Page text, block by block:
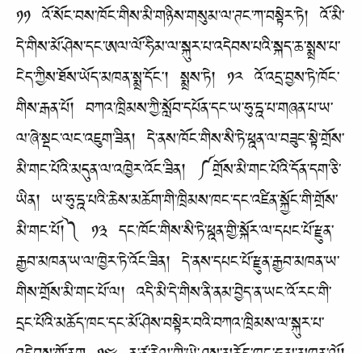
༡༡ འོ་སོང་བས་ཁོང་གིས་མི་གཉིས་གསུམ་ལ་ཊང་ཀ་བསྟེར་ཏེ། འོ་མི་
དེ་གིས་མོ་ཤེས་དང་ཨལ་ལོ་ཧིམ་ལ་སྐུར་པ་འདེབས་པའི་སྐད་ཆ་སྨྲས་པ་
ངེད་ཀྱིས་ཐོས་ཡོད་མཁན་སྨྲ་དོང་། སྨྲས་ཏེ། ༡༢ འོ་འདྲ་བྱས་ཏེ་ཁོང་
གིས་རྒན་པོ། བཀའ་ཁྲིམས་ཀྱི་སློབ་དཔོན་དང་ཡ་ཧུ་དྰ་པ་གཞན་པ་ཡ་
ལ་ཞེ་སྡང་ལང་འཇུག་ཟིན། དེ་ནས་ཁོང་གིས་སི་ཏེ་ཕྰན་ལ་བཟུང་སྟེ་གྲོས་
མི་གང་པོའི་མདུན་ལ་འཁྱེར་འོང་ཟིན། ༼གྲོས་མི་གང་པོའི་དོན་དག་ཅི་
ཡིན། ཡ་ཧུ་དྰ་པའི་ཆེས་མཆོག་གི་ཁྲིམས་ཁང་དང་འཛིན་སྐྱོང་གི་གྲོས་
མི་གང་པོ།༽ ༡༣ དང་ཁོང་གིས་སི་ཏེ་ཕྰན་གྱི་སྐོར་ལ་དཔང་པོ་རྫུན་
རྒྱབ་མཁན་ཡ་ལ་ཁྱེར་ཏེ་འོང་ཟིན། དེ་ནས་དཔང་པོ་རྫུན་རྒྱབ་མཁན་ཡ་
གིས་གྲོས་མི་གང་པོ་ལ། འདི་མི་དེ་གིས་ནི་ནམ་བྱེད་ན་ཡང་འོ་རང་གི་
དྲང་པོའི་མཆོད་ཁང་དང་མོ་ཤེས་བསྟེར་བའི་བཀའ་ཁྲིམས་ལ་སྐུར་པ་